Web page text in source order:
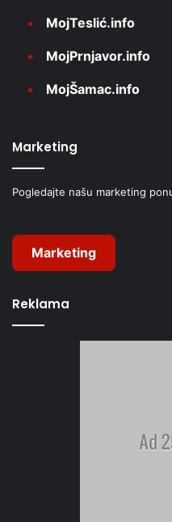
MojTeslić.info
MojPrnjavor.info
MojŠamac.info
Marketing
Pogledajte našu marketing
Marketing
Reklama